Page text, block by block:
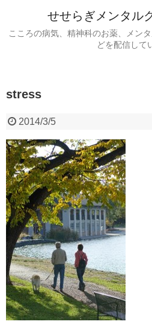
せせらぎメンタル
こころの病気、精神科のお薬、メン
どを配信して
stress
2014/3/5